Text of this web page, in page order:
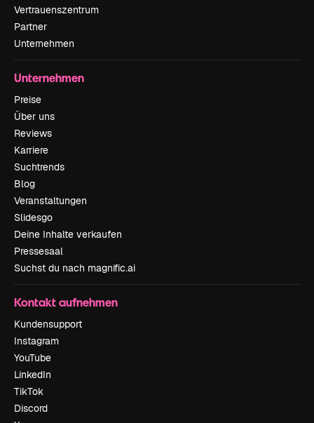
Vertrauenszentrum
Partner
Unternehmen
Unternehmen
Preise
Über uns
Reviews
Karriere
Suchtrends
Blog
Veranstaltungen
Slidesgo
Deine Inhalte verkaufen
Pressesaal
Suchst du nach magnific.ai
Kontakt aufnehmen
Kundensupport
Instagram
YouTube
LinkedIn
TikTok
Discord